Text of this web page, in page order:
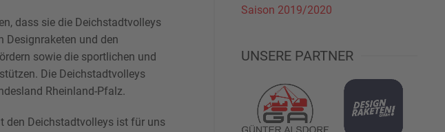
dass sie die Deichstadtvolleys
Designraketen und den
sowie die sportlichen und
Die Deichstadtvolleys
Rheinland-Pfalz.
den Deichstadtvolleys ist für uns
Saison 2019/2020
UNSERE PARTNER